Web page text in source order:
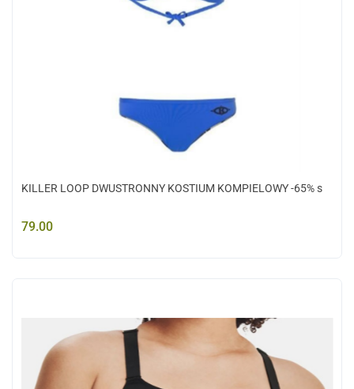
KILLER LOOP DWUSTRONNY KOSTIUM KOMPIELOWY -65% s
79.00